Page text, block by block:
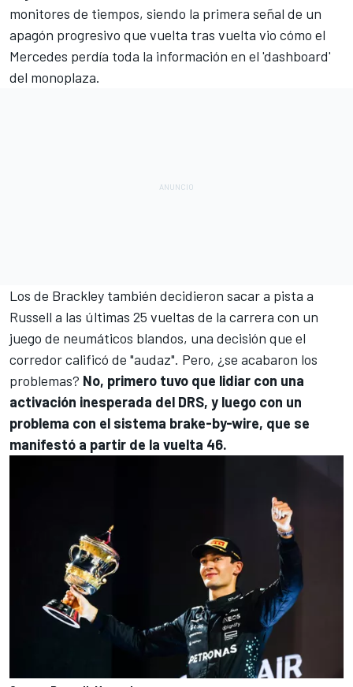
monitores de tiempos, siendo la primera señal de un
apagón progresivo que vuelta tras vuelta vio cómo el
Mercedes perdía toda la información en el 'dashboard'
del monoplaza.
Los de Brackley también decidieron sacar a pista a
Russell a las últimas 25 vueltas de la carrera con un
juego de neumáticos blandos, una decisión que el
corredor calificó de "audaz". Pero, ¿se acabaron los
problemas? No, primero tuvo que lidiar con una
activación inesperada del DRS, y luego con un
problema con el sistema brake-by-wire, que se
manifestó a partir de la vuelta 46.